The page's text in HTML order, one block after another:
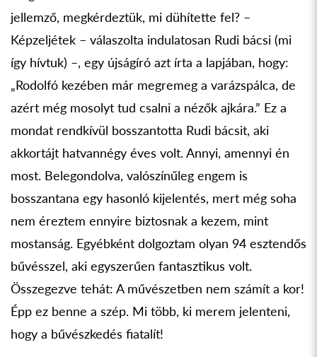
jellemző, megkérdeztük, mi dühítette fel? –
Képzeljétek – válaszolta indulatosan Rudi bácsi (mi
így hívtuk) –, egy újságíró azt írta a lapjában, hogy:
„Rodolfó kezében már megremeg a varázspálca, de
azért még mosolyt tud csalni a nézők ajkára.” Ez a
mondat rendkívül bosszantotta Rudi bácsit, aki
akkortájt hatvannégy éves volt. Annyi, amennyi én
most. Belegondolva, valószínűleg engem is
bosszantana egy hasonló kijelentés, mert még soha
nem éreztem ennyire biztosnak a kezem, mint
mostanság. Egyébként dolgoztam olyan 94 esztendős
bűvésszel, aki egyszerűen fantasztikus volt.
Összegezve tehát: A művészetben nem számít a kor!
Épp ez benne a szép. Mi több, ki merem jelenteni,
hogy a bűvészkedés fiatalít!